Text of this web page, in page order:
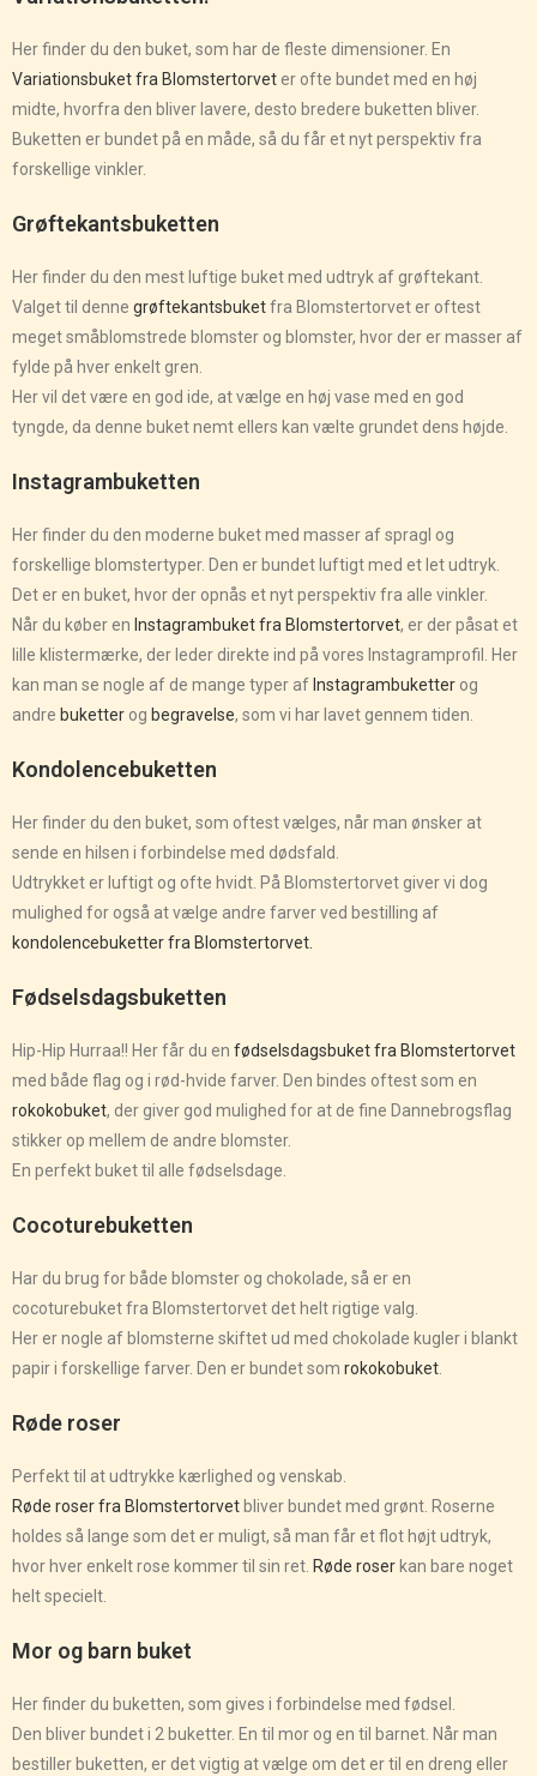
Her finder du den buket, som har de fleste dimensioner. En
Variationsbuket fra Blomstertorveter ofte bundet med en høj
midte, hvorfra den bliver lavere, desto bredere buketten bliver.
Buketten er bundet på en måde, så du får et nyt perspektiv fra
forskellige vinkler.
Grøftekantsbuketten
Her finder du den mest luftige buket med udtryk af grøftekant.
Valget til denne grøftekantsbuketfra Blomstertorvet er oftest
meget småblomstrede blomster og blomster, hvor der er masser af
fylde på hver enkelt gren.
Her vil det være en god ide, at vælge en høj vase med en god
tyngde, da denne buket nemt ellers kan vælte grundet dens højde.
Instagrambuketten
Her finder du den moderne buket med masser af spragl og
forskellige blomstertyper. Den er bundet luftigt med et let udtryk.
Det er en buket, hvor der opnås et nyt perspektiv fra alle vinkler.
Når du køber en Instagrambuket fra Blomstertorvet, er der påsat et
lille klistermærke, der leder direkte ind på vores Instagramprofil. Her
kan man se nogle af de mange typer af Instagrambuketter og
andre buketter og begravelse, som vi har lavet gennem tiden.
Kondolencebuketten
Her finder du den buket, som oftest vælges, når man ønsker at
sende en hilsen i forbindelse med dødsfald.
Udtrykket er luftigt og ofte hvidt. På Blomstertorvet giver vi dog
mulighed for også at vælge andre farver ved bestilling af
kondolencebuketter fra Blomstertorvet.
Fødselsdagsbuketten
Hip-Hip Hurraa!! Her får du en fødselsdagsbuket fra Blomstertorvet
med både flag og i rød-hvide farver. Den bindes oftest som en
rokokobuket, der giver god mulighed for at de fine Dannebrogsflag
stikker op mellem de andre blomster.
En perfekt buket til alle fødselsdage.
Cocoturebuketten
Har du brug for både blomster og chokolade, så er en
cocoturebuket fra Blomstertorvet det helt rigtige valg.
Her er nogle af blomsterne skiftet ud med chokolade kugler i blankt
papir i forskellige farver. Den er bundet som rokokobuket
Røde roser
Perfekt til at udtrykke kærlighed og venskab.
Røde roser fra Blomstertorvet bliver bundet med grønt. Roserne
holdes så lange som det er muligt, så man får et flot højt udtryk,
hvor hver enkelt rose kommer til sin ret. Røde roser kan bare noget
helt specielt.
Mor og barn buket
Her finder du buketten, som gives i forbindelse med fødsel.
Den bliver bundet i 2 buketter. En til mor og en til barnet. Når man
bestiller buketten, er det vigtig at vælge om det er til en dreng eller